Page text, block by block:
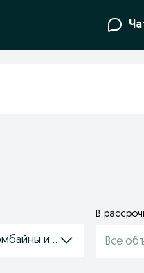
и измельчители
В
Все